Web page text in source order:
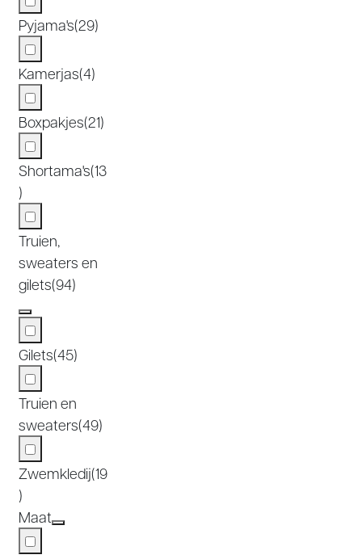
Pyjama's(29)
Kamerjas(4)
Boxpakjes(21)
Shortama's(13
)
Truien,
sweaters en
gilets(94)
Gilets(45)
Truien en
sweaters(49)
Zwemkledij(19
)
Maat